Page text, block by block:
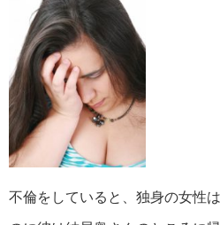
不倫をしていると、独身の女性